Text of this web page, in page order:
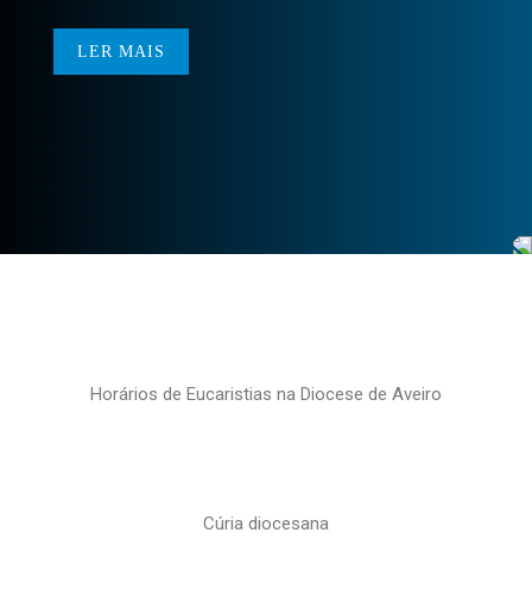
LER MAIS
Horários de Eucaristias na Diocese de Aveiro
Cúria diocesana